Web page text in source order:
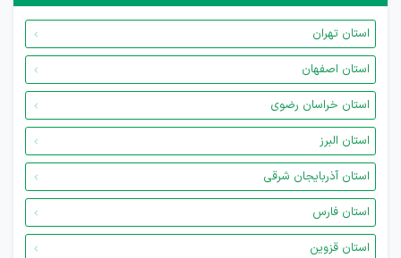
استان تهران
استان اصفهان
استان خراسان رضوی
استان البرز
استان آذربایجان شرقی
استان فارس
استان قزوین